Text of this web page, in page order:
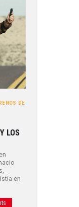
DE
LOS
en